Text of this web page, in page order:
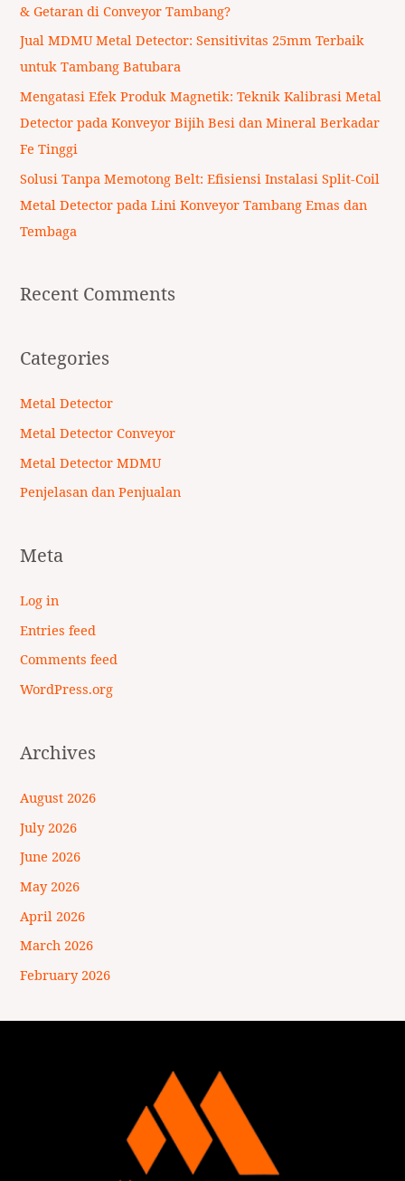
:
& Getaran di Conveyor Tambang?
Jual MDMU Metal Detector: Sensitivitas 25mm Terbaik
untuk Tambang Batubara
Mengatasi Efek Produk Magnetik: Teknik Kalibrasi Metal
Detector pada Konveyor Bijih Besi dan Mineral Berkadar
Fe Tinggi
Solusi Tanpa Memotong Belt: Efisiensi Instalasi Split-Coil
Metal Detector pada Lini Konveyor Tambang Emas dan
Tembaga
Recent Comments
Categories
Metal Detector
Metal Detector Conveyor
Metal Detector MDMU
Penjelasan dan Penjualan
Meta
Log in
Entries feed
Comments feed
WordPress.org
Archives
August 2026
July 2026
June 2026
May 2026
April 2026
March 2026
February 2026